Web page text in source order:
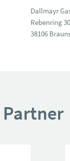
Dallmayr
Rebenring 30
38106